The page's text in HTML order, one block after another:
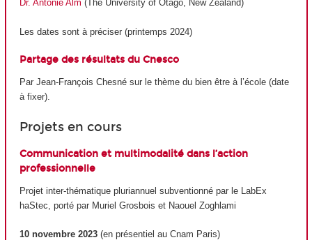
Dr. Antonie Alm (The University of Otago, New Zealand)
Les dates sont à préciser (printemps 2024)
Partage des résultats du Cnesco
Par Jean-François Chesné sur le thème du bien être à l’école (date
à fixer).
Projets en cours
Communication et multimodalité dans l’action
professionnelle
Projet inter-thématique pluriannuel subventionné par le LabEx
haStec, porté par Muriel Grosbois et Naouel Zoghlami
10 novembre 2023 (en présentiel au Cnam Paris)